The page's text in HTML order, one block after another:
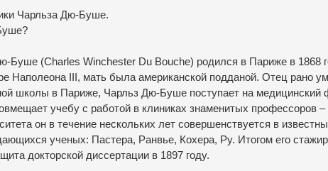
Чарльза Дю-Буше.
Буше (Charles Winchester Du Bouche) родился в Париже в 1868
Наполеона III, мать была американской подданой. Отец рано
школы в Париже, Чарльз Дю-Буше поступает на медицинский
учебу с работой в клиниках знаменитых профессоров
он в течение нескольких лет совершенствуется в
ученых: Пастера, Ранвье, Кохера, Ру. Итогом его
докторской диссертации в 1897 году.